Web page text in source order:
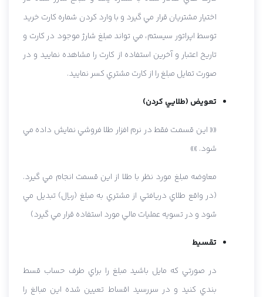
اختيار مشتريان قرار مي گيرد و با وارد کردن شماره کارت خريد
توسط اپراتور سيستم، مي تواند مبلغ شارژ موجود در کارت و
تاريخ اعتبار و آخرين استفاده از کارت را مشاهده نماييد و در
صورت تمايل مبلغ را از کارت مشتري کسر نماييد.
تعويض (طلايي کردن)
«« ايـن قسمـت فقط در نرم افزار طلا فروشي نمايش داده مي
شود. »»
معاوضه مبلغ مورد نظر با طلا از اين قسمت انجام مي گيرد.
(در واقع طلاي دريافتي از مشتري به مبلغ (ريال) تبديل مي
شود و در تسويه عمليات مالي مورد استفاده قرار مي گيرد)
تقسيط
در صورتي که مايل باشيد مبلغ را براي طرف حساب قسط
بندي کنيد و در سررسيد اقساط تعيين شده اين مبالغ را